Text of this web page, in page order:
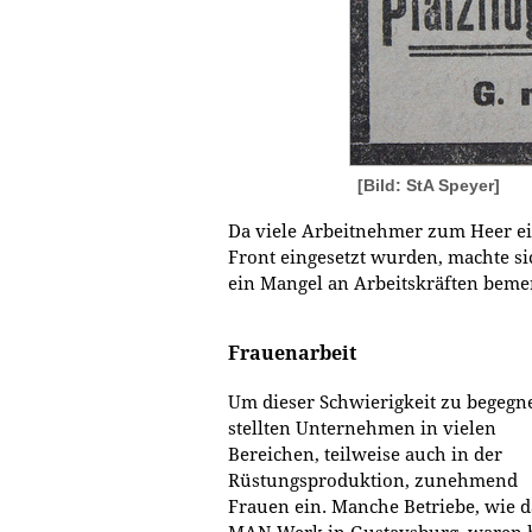
[Bild: StA Speyer]
Da viele Arbeitnehmer zum Heer
Front eingesetzt wurden, machte
ein Mangel an Arbeitskräften
Frauenarbeit
Um dieser Schwierigkeit zu
stellten Unternehmen in vielen
Bereichen, teilweise auch in der
Rüstungsproduktion, zunehmend
Frauen ein. Manche Betriebe, wie